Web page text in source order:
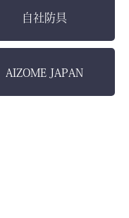
自社防具
AIZOME JAPAN